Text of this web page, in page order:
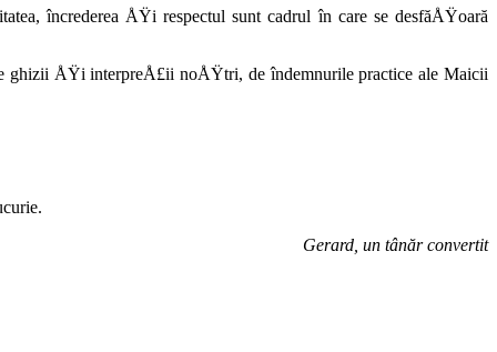
încrederea ÅŸi respectul sunt ca­drul în care se desfăÅŸoară
ghizii ÅŸi interpreÅ£ii noÅŸtri, de îndemnurile practice ale Maicii
Gerard, un tânăr convertit